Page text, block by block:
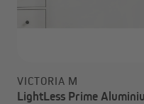
VICTORIA M
LightLess Prime